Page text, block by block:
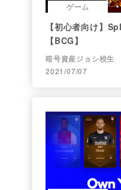
ゲーム
【初心者向け】
【BCG】
暗号資産ジョシ校生
2021/07/07